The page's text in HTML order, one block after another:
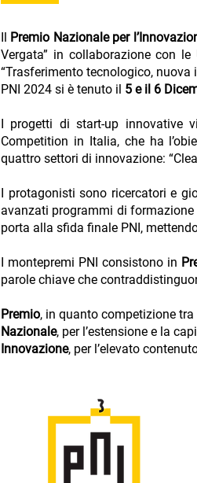
Il Premio Nazionale per
Vergata” in collaborazione con
“Trasferimento tecnologico,
PNI 2024 si è tenuto il 5 e il 6
I progetti di start-up innovative
Competition in Italia, che ha
quattro settori di innovazione:
I protagonisti sono ricercatori e
avanzati programmi di
porta alla sfida finale PNI,
I montepremi PNI consistono in
parole chiave che
Premio, in quanto competizione
Nazionale, per l’estensione e la
Innovazione, per l’elevato